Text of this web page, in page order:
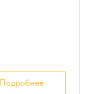
Подробнее